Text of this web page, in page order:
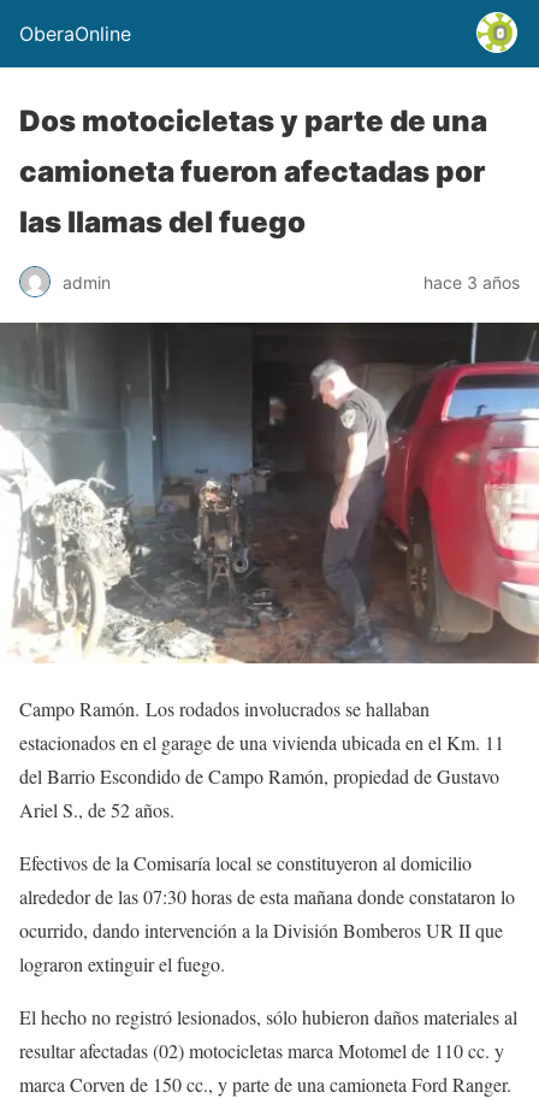
OberaOnline
Dos motocicletas y parte de una
camioneta fueron afectadas por
las llamas del fuego
admin hace 3 años
Campo Ramón. Los rodados involucrados se hallaban
estacionados en el garage de una vivienda ubicada en el Km. 11
del Barrio Escondido de Campo Ramón, propiedad de Gustavo
Ariel S., de 52 años.
Efectivos de la Comisaría local se constituyeron al domicilio
alrededor de las 07:30 horas de esta mañana donde constataron lo
ocurrido, dando intervención a la División Bomberos UR II que
lograron extinguir el fuego.
El hecho no registró lesionados, sólo hubieron daños materiales al
resultar afectadas (02) motocicletas marca Motomel de 110 cc. y
marca Corven de 150 cc., y parte de una camioneta Ford Ranger.